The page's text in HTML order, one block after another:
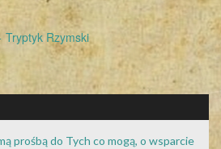
Tryptyk Rzymski
prośbą do Tych co mogą, o wsparcie